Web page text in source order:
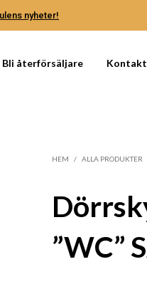
nyheter!
Bli återförsäljare Kontakt
HEM / ALLA PRODUKTER
”WC”